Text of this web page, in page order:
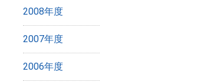
2008年度
2007年度
2006年度